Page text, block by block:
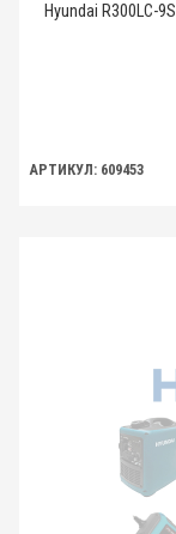
Hyundai R300LC-9S
АРТИКУЛ: 609453